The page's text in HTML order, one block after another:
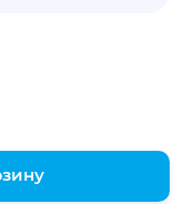
не
Упаковка
внешнюю
свежесть и